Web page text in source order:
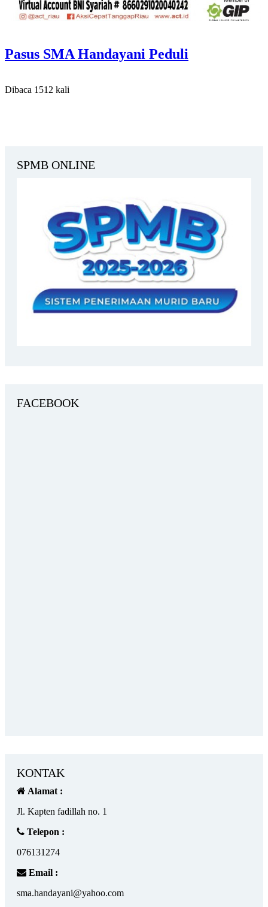
Pasus SMA Handayani Peduli
Dibaca 1512 kali
SPMB ONLINE
FACEBOOK
KONTAK
Alamat :
Jl. Kapten fadillah no. 1
Telepon :
076131274
Email :
sma.handayani@yahoo.com